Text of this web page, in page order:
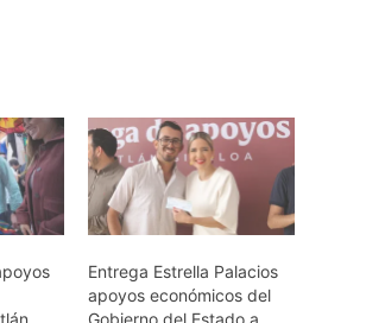
Entrega Estrella Palacios
apoyos económicos del